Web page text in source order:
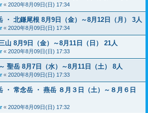
« 2020年8月09日(日) 17:34
・ 北鎌尾根 8月9日（金）～8月12日（月） 3人
« 2020年8月09日(日) 17:34
山 8月9日（金）～8月11日（日） 21人
« 2020年8月09日(日) 17:33
聖岳 8月7日（水）～8月11日（土） 8人
« 2020年8月09日(日) 17:33
・ 常念岳 ・ 燕岳 ８月３日（土）～８月６日
« 2020年8月09日(日) 17:32